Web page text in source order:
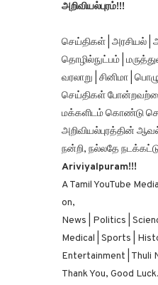
அறிவியல்புரம்!!!
செய்திகள் | அரசியல் |
தொழில்நுட்பம் |
வரலாறு | சினிமா |
செய்திகள்
மக்களிடம் கொண்டு
அறிவியல்புரத்தின்
நன்றி, நல்லதே
Ariviyalpuram!!!
A Tamil YouTube
on,
News | Politics |
Medical | Sports |
Entertainment | Thuli
Thank You, Good Luck.